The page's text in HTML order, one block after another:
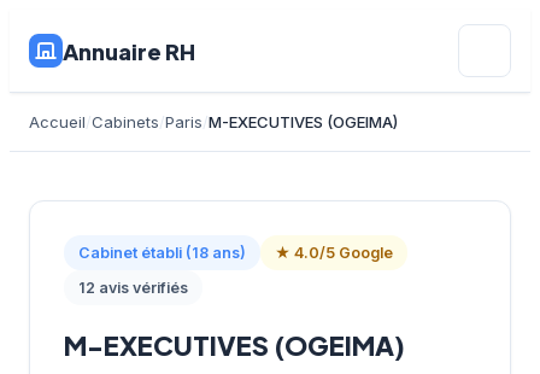
Annuaire RH
Accueil Cabinets Paris M-EXECUTIVES (OGEIMA)
Cabinet établi (18 ans)
★ 4.0/5 Google
12 avis vérifiés
M-EXECUTIVES (OGEIMA)